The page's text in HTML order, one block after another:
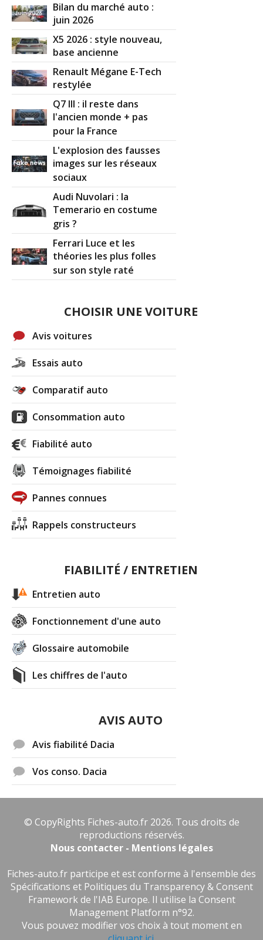
Bilan du marché auto :
juin 2026
X5 2026 : style nouveau,
base ancienne
Renault Mégane E-Tech
restylée
Q7 III : il reste dans
l'ancien monde + pas
pour la France
L'explosion des fausses
images sur les réseaux
sociaux
Audi Nuvolari : la
Temerario en costume
gris ?
Ferrari Luce et les
théories les plus folles
sur son style raté
CHOISIR UNE VOITURE
Avis voitures
Essais auto
Comparatif auto
Consommation auto
Fiabilité auto
Témoignages fiabilité
Pannes connues
Rappels constructeurs
FIABILITÉ / ENTRETIEN
Entretien auto
Fonctionnement d'une auto
Glossaire automobile
Les chiffres de l'auto
AVIS AUTO
Avis fiabilité Dacia
Vos conso. Dacia
© CopyRights Fiches-auto.fr 2026. Tous droits de
reproductions réservés.
Nous contacter - Mentions légales
Fiches-auto.fr participe et est conforme à l'ensemble des
Spécifications et Politiques du Transparency & Consent
Framework de l'IAB Europe. Il utilise la Consent
Management Platform n°92.
Vous pouvez modifier vos choix à tout moment en